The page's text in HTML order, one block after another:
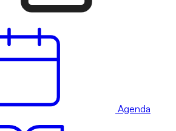
Agenda